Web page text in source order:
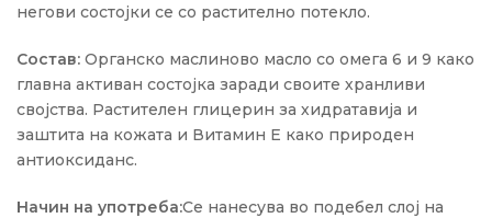
негови состојки се со растително потекло.
Состав: Органско маслиново масло со омега 6 и 9 како
главна активан состојка заради своите хранливи
својства. Растителен глицерин за хидратавија и
заштита на кожата и Витамин Е како природен
антиоксиданс.
Начин на употреба:Се нанесува во подебел слој на